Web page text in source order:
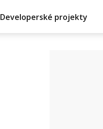
Developerské projekty